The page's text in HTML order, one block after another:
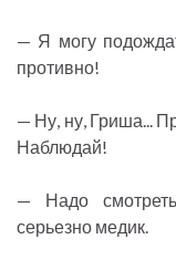
— Я могу
противно!
— Ну, ну, Гриша...
Наблюдай!
— Надо
серьезно медик.